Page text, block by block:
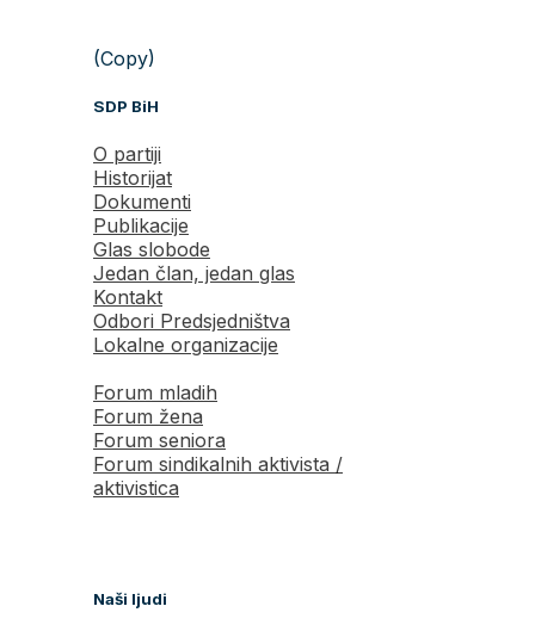
(Copy)
SDP BiH
O partiji
Historijat
Dokumenti
Publikacije
Glas slobode
Jedan član, jedan glas
Kontakt
Odbori Predsjedništva
Lokalne organizacije
Forum mladih
Forum žena
Forum seniora
Forum sindikalnih aktivista /
aktivistica
Naši ljudi